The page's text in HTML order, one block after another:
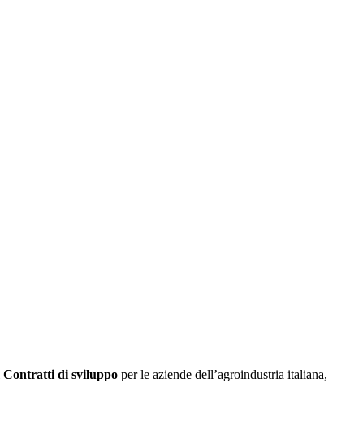
Contratti di sviluppo per le aziende dell’agroindustria italiana,